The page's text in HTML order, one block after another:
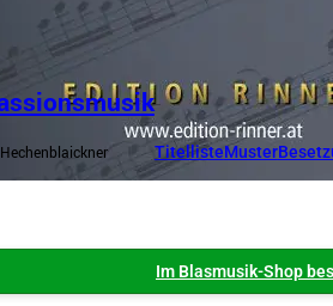
TitellisteMuster
Im Blasmusik-Shop